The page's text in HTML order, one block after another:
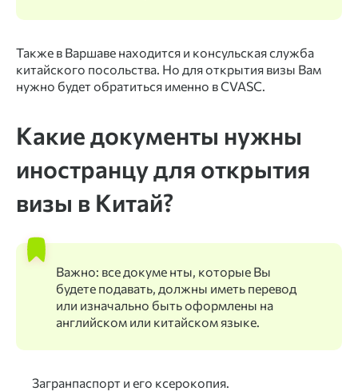
Также в Варшаве находится и консульская служба
китайского посольства. Но для открытия визы Вам
нужно будет обратиться именно в CVASC.
Какие документы нужны
иностранцу для открытия
визы в Китай?
Важно: все докуме нты, которые Вы
будете подавать, должны иметь перевод
или изначально быть оформлены на
английском или китайском языке.
Загранпаспорт и его ксерокопия.